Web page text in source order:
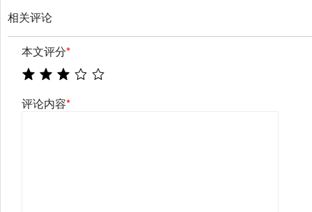
相关评论
本文评分*
评论内容*